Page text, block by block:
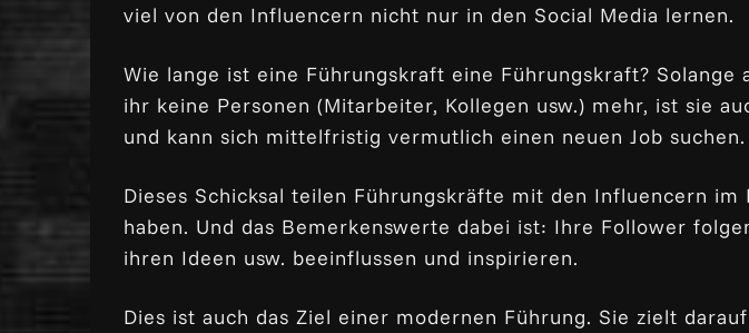
viel von den Influencern nicht nur in den Social Media lernen.
Wie lange ist eine Führungskraft eine Führungskraft?
ihr keine Personen (Mitarbeiter, Kollegen usw.) mehr, ist sie
und kann sich mittelfristig vermutlich einen neuen Job suchen.
Dieses Schicksal teilen Führungskräfte mit den Influencern
haben. Und das Bemerkenswerte dabei ist: Ihre Follower
ihren Ideen usw. beeinflussen und inspirieren.
Dies ist auch das Ziel einer modernen Führung. Sie zielt